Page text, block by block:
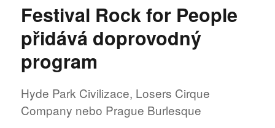
Festival Rock for People
přidává doprovodný
program
Hyde Park Civilizace, Losers Cirque
Company nebo Prague Burlesque